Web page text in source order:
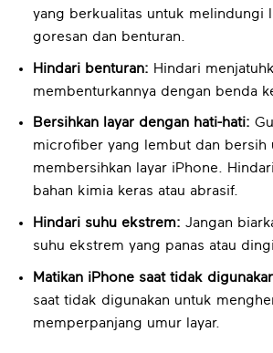
yang berkualitas untuk melindungi
goresan dan benturan.
Hindari benturan: Hindari
membenturkannya dengan benda
Bersihkan layar dengan hati-hati:
microfiber yang lembut dan bersih
membersihkan layar iPhone.
bahan kimia keras atau abrasif.
Hindari suhu ekstrem: Jangan
suhu ekstrem yang panas atau
Matikan iPhone saat tidak
saat tidak digunakan untuk
memperpanjang umur layar.